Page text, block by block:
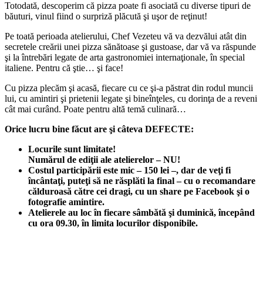
Totodată, descoperim că pizza poate fi asociată cu diverse tipuri de
băuturi, vinul fiind o surpriză plăcută şi uşor de reţinut!
Pe toată perioada atelierului, Chef Vezeteu vă va dezvălui atât din
secretele creării unei pizza sănătoase şi gustoase, dar vă va răspunde
şi la întrebări legate de arta gastronomiei internaţionale, în special
italiene. Pentru că ştie… şi face!
Cu pizza plecăm şi acasă, fiecare cu ce şi-a păstrat din rodul muncii
lui, cu amintiri şi prietenii legate şi bineînţeles, cu dorinţa de a reveni
cât mai curând. Poate pentru altă temă culinară…
Orice lucru bine făcut are şi câteva DEFECTE:
Locurile sunt limitate!
Numărul de ediţii ale atelierelor – NU!
Costul participării este mic – 150 lei –, dar de veţi fi
încântaţi, puteţi să ne răsplăti la final – cu o recomandare
călduroasă către cei dragi, cu un share pe Facebook şi o
fotografie amintire.
Atelierele au loc în fiecare sâmbătă şi duminică, începând
cu ora 09.30, în limita locurilor disponibile.